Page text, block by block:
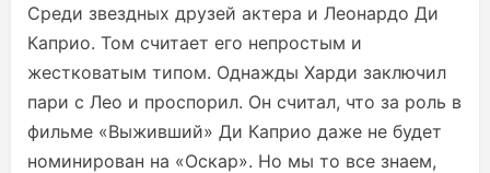
Среди звездных друзей актера и Леонардо Ди
Каприо. Том считает его непростым и
жестковатым типом. Однажды Харди заключил
пари с Лео и проспорил. Он считал, что за роль в
фильме «Выживший» Ди Каприо даже не будет
номинирован на «Оскар». Но мы то все знаем,